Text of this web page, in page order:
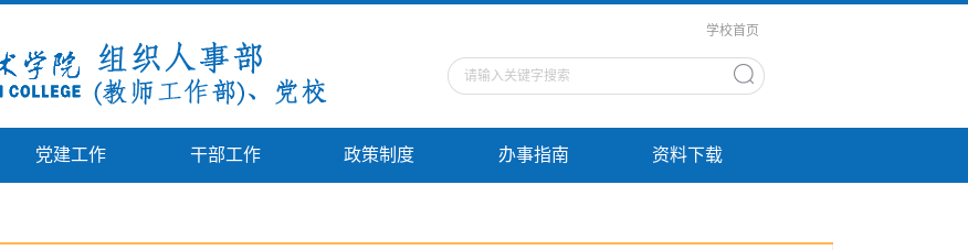
学校首页
党建工作 干部工作 政策制度 办事指南 资料下载